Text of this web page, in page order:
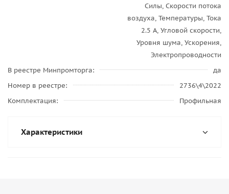
Силы, Скорости потока
воздуха, Температуры, Тока
2.5 A, Угловой скорости,
Уровня шума, Ускорения,
Электропроводности
В реестре Минпромторга
да
Номер в реестре
2736\4\2022
Комплектация
Профильная
Характеристики